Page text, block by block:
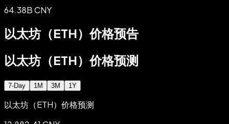
64.38B CNY
以太坊（ETH）价格预告
以太坊（ETH）价格预测
7-Day 1M 3M 1Y
以太坊（ETH）价格预测